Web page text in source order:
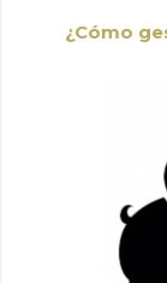
¿Cómo